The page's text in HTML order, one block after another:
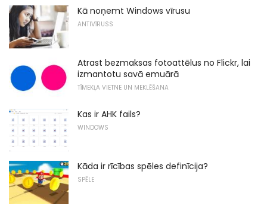
Kā noņemt Windows vīrusu
ANTIVĪRUSS
Atrast bezmaksas fotoattēlus no Flickr, lai
izmantotu savā emuārā
TĪMEKĻA VIETNE UN MEKLĒŠANA
Kas ir AHK fails?
WINDOWS
Kāda ir rīcības spēles definīcija?
SPĒLE